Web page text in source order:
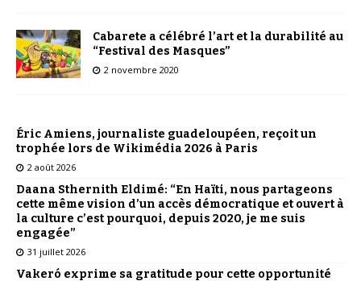
Cabarete a célébré l’art et la durabilité au
“Festival des Masques”
2 novembre 2020
Éric Amiens, journaliste guadeloupéen, reçoit un
trophée lors de Wikimédia 2026 à Paris
2 août 2026
Daana Sthernith Eldimé: “En Haïti, nous partageons
cette même vision d’un accès démocratique et ouvert à
la culture c’est pourquoi, depuis 2020, je me suis
engagée”
31 juillet 2026
Vakeró exprime sa gratitude pour cette opportunité